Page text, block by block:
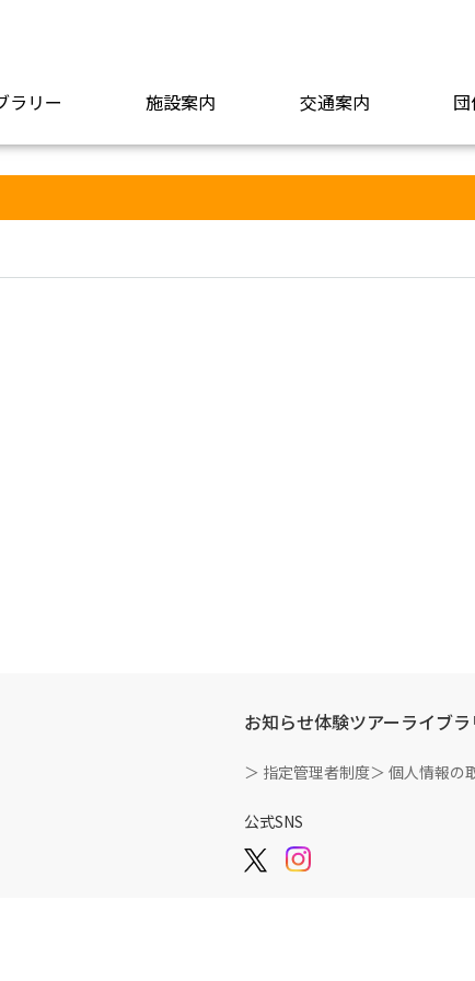
ラリー 施設案内 交通案内
お知らせ体験ツアーライブラ
＞ 指定管理者制度＞ 個人情報の
公式SNS